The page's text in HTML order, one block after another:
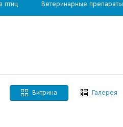
птиц Ветеринарные препараты
Галерея
Витрина